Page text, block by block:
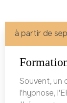
Souvent, un
l'hypnose,
à partir de